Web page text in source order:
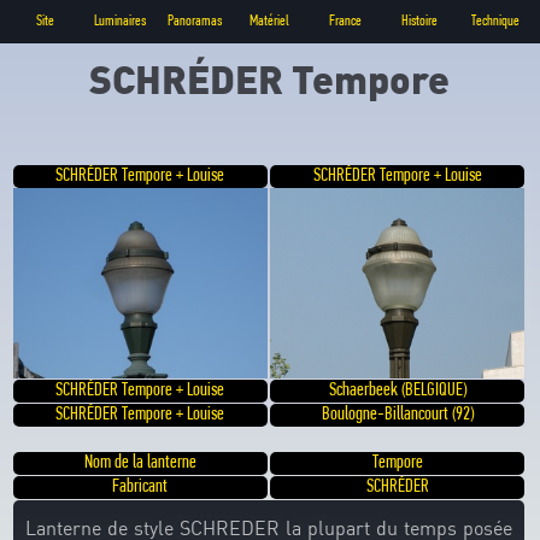
Site Luminaires Panoramas Matériel France Histoire Technique
SCHRÉDER Tempore
SCHRÉDER Tempore + Louise SCHRÉDER Tempore + Louise
SCHRÉDER Tempore + Louise
Schaerbeek (BELGIQUE)
SCHRÉDER Tempore + Louise
Boulogne-Billancourt (92)
Nom de la lanterne
Tempore
Fabricant
SCHRÉDER
Lanterne de style SCHREDER la plupart du temps posée